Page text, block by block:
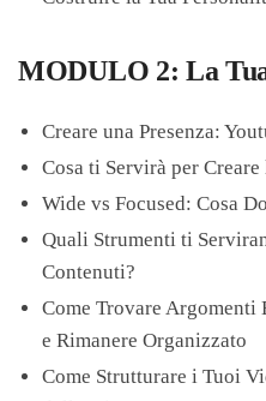
MODULO 2: La
Creare una Presenza:
Cosa ti Servirà per Creare
Wide vs Focused: Cosa
Quali Strumenti ti
Contenuti?
Come Trovare
e Rimanere Organizzato
Come Strutturare i Tuoi